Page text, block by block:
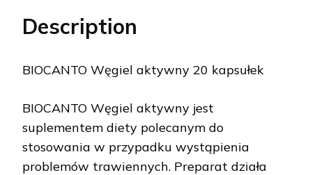
Description
BIOCANTO Węgiel aktywny 20 kapsułek
BIOCANTO Węgiel aktywny jest
suplementem diety polecanym do
stosowania w przypadku wystąpienia
problemów trawiennych. Preparat działa